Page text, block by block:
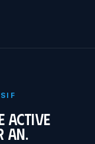
active
an.